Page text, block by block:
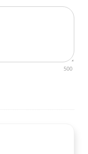
500